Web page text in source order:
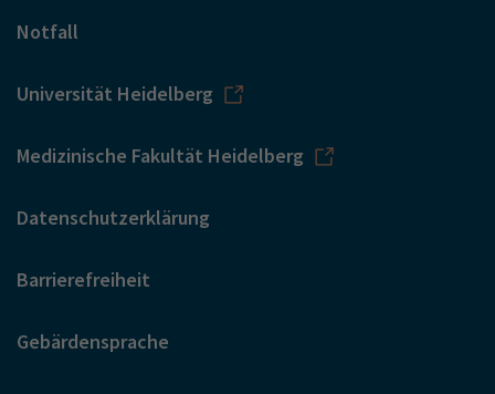
Notfall
Universität Heidelberg
Medizinische Fakultät Heidelberg
Datenschutzerklärung
Barrierefreiheit
Gebärdensprache